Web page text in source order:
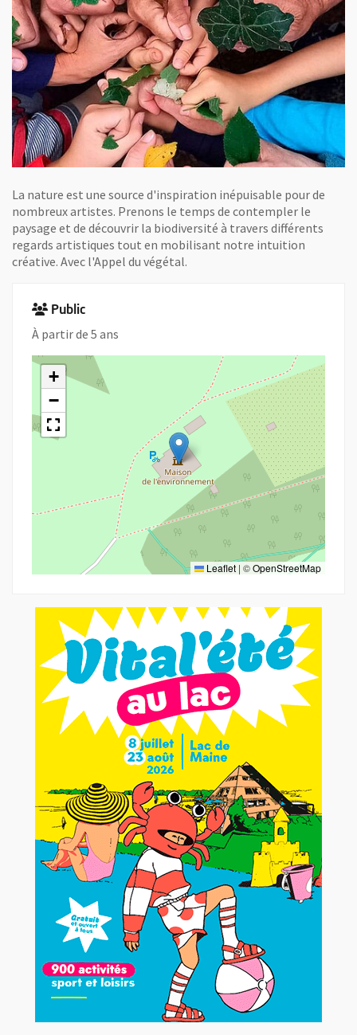
La nature est une source d'inspiration inépuisable pour de
nombreux artistes. Prenons le temps de contempler le
paysage et de découvrir la biodiversité à travers différents
regards artistiques tout en mobilisant notre intuition
créative. Avec l'Appel du végétal.
Public
À partir de 5 ans
+
−
Leaflet | ©OpenStreetMap